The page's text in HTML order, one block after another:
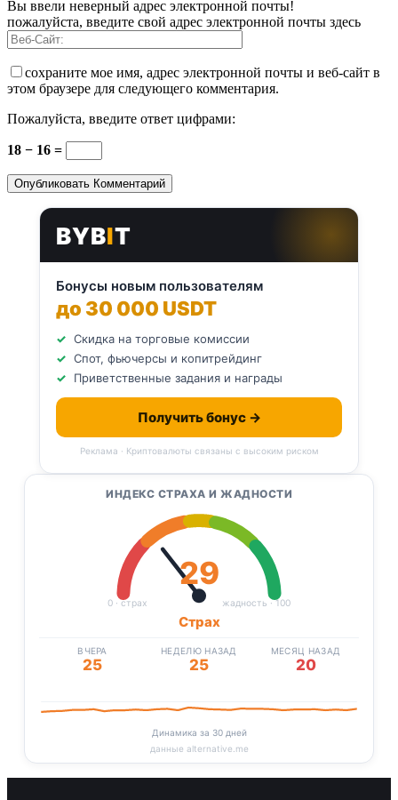
Вы ввели неверный адрес электронной почты!
пожалуйста, введите свой адрес электронной почты здесь
сохраните мое имя, адрес электронной почты и веб-сайт в
этом браузере для следующего комментария.
Пожалуйста, введите ответ цифрами:
18 − 16 =
BYBIT
Бонусы новым пользователям
до 30 000 USDT
Скидка на торговые комиссии
Спот, фьючерсы и копитрейдинг
Приветственные задания и награды
Получить бонус →
Реклама · Криптовалюты связаны с высоким риском
ИНДЕКС СТРАХА И ЖАДНОСТИ
0 · страх жадность · 100
29
Страх
ВЧЕРА
25
НЕДЕЛЮ НАЗАД
25
МЕСЯЦ НАЗАД
20
Динамика за 30 дней
данные alternative.me